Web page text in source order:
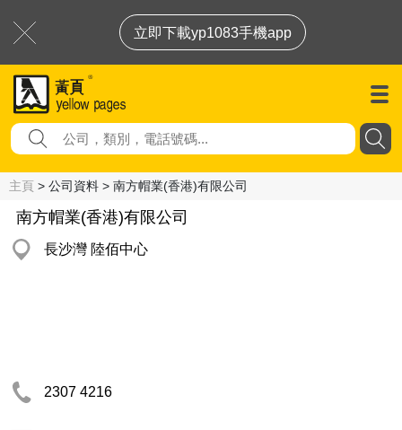
立即下載yp1083手機app
主頁 > 公司資料 > 南方帽業(香港)有限公司
南方帽業(香港)有限公司
長沙灣 陸佰中心
2307 4216